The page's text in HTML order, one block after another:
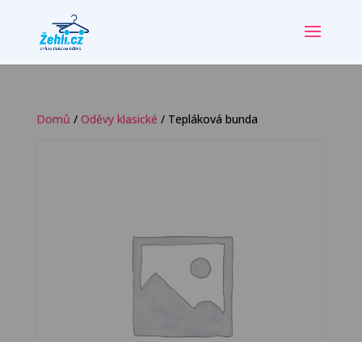
Domů / Oděvy klasické / Tepláková bunda